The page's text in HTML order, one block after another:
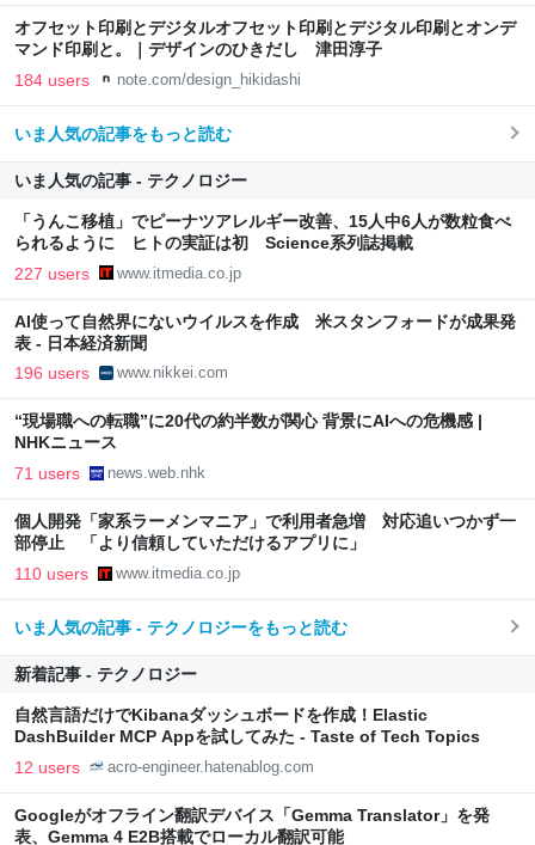
オフセット印刷とデジタルオフセット印刷とデジタル印刷とオンデ
マンド印刷と。｜デザインのひきだし 津田淳子
184 users note.com/design_hikidashi
いま人気の記事をもっと読む
いま人気の記事 - テクノロジー
「うんこ移植」でピーナツアレルギー改善、15人中6人が数粒食べ
られるように ヒトの実証は初 Science系列誌掲載
227 users www.itmedia.co.jp
AI使って自然界にないウイルスを作成 米スタンフォードが成果発
表 - 日本経済新聞
196 users www.nikkei.com
“現場職への転職”に20代の約半数が関心 背景にAIへの危機感 |
NHKニュース
71 users news.web.nhk
個人開発「家系ラーメンマニア」で利用者急増 対応追いつかず一
部停止 「より信頼していただけるアプリに」
110 users www.itmedia.co.jp
いま人気の記事 - テクノロジーをもっと読む
新着記事 - テクノロジー
自然言語だけでKibanaダッシュボードを作成！Elastic
DashBuilder MCP Appを試してみた - Taste of Tech Topics
12 users acro-engineer.hatenablog.com
Googleがオフライン翻訳デバイス「Gemma Translator」を発
表、Gemma 4 E2B搭載でローカル翻訳可能